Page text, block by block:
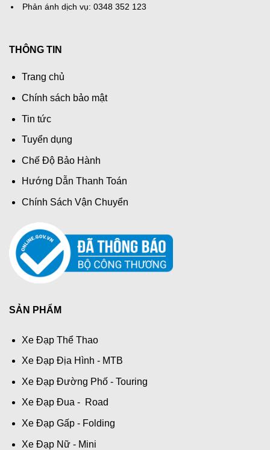
Phản ánh dịch vụ: 0348 352 123
THÔNG TIN
Trang chủ
Chính sách bảo mật
Tin tức
Tuyển dụng
Chế Độ Bảo Hành
Hướng Dẫn Thanh Toán
Chính Sách Vận Chuyển
SẢN PHẨM
Xe Đạp Thể Thao
Xe Đạp Địa Hình - MTB
Xe Đạp Đường Phố - Touring
Xe Đạp Đua - Road
Xe Đạp Gấp - Folding
Xe Đạp Nữ - Mini